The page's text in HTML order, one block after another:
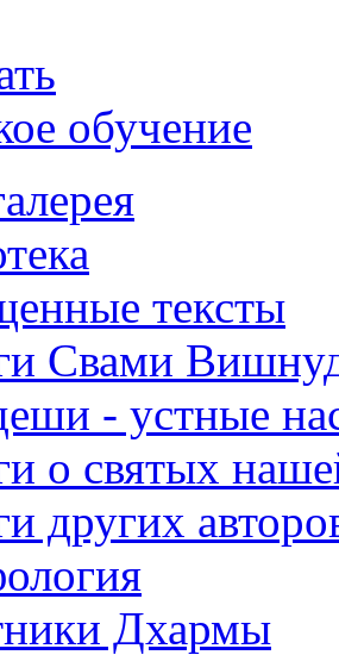
обучение
тексты
Свами
- устные
о святых
других
Дхармы